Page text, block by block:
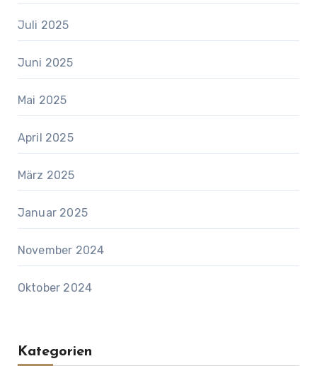
Juli 2025
Juni 2025
Mai 2025
April 2025
März 2025
Januar 2025
November 2024
Oktober 2024
Kategorien